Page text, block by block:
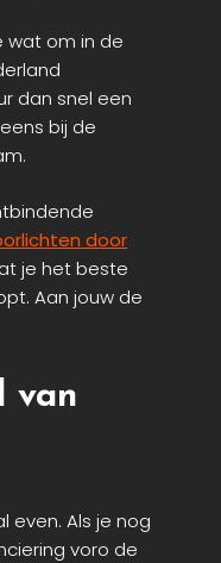
wat om in de
dan snel een
eens bij de
door
je het beste
Aan jouw de
van
even. Als je nog
voro de